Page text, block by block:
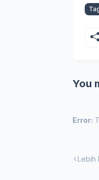
You
Error:
Lebih